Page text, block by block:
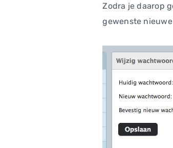
Zodra je daarop
gewenste